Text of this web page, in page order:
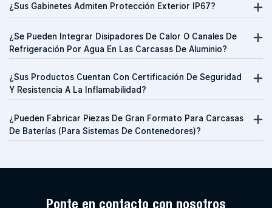
¿Sus Gabinetes Admiten Protección Exterior IP67?
¿Se Pueden Integrar Disipadores De Calor O Canales De
Refrigeración Por Agua En Las Carcasas De Aluminio?
¿Sus Productos Cuentan Con Certificación De Seguridad
Y Resistencia A La Inflamabilidad?
¿Pueden Fabricar Piezas De Gran Formato Para Carcasas
De Baterías (para Sistemas De Contenedores)?
Ponte en contacto con nosotros